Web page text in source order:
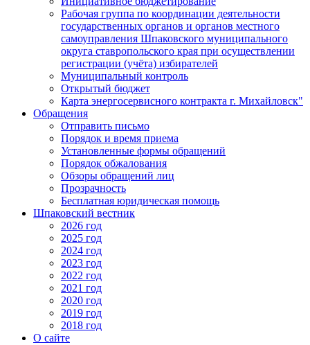
Рабочая группа по координации деятельности
государственных органов и органов местного
самоуправления Шпаковского муниципального
округа ставропольского края при осуществлении
регистрации (учёта) избирателей
Муниципальный контроль
Открытый бюджет
Карта энергосервисного контракта г. Михайловск"
Обращения
Отправить письмо
Порядок и время приема
Установленные формы обращений
Порядок обжалования
Обзоры обращений лиц
Прозрачность
Бесплатная юридическая помощь
Шпаковский вестник
2026 год
2025 год
2024 год
2023 год
2022 год
2021 год
2020 год
2019 год
2018 год
О сайте